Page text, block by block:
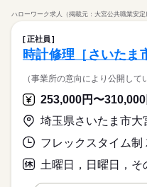
ハローワーク求人（掲載元：大宮公共職業安定
正社員
時計修理［さいたま
（事業所の意向により公開して
埼玉県さいたま市大
土曜日，日曜日，そ